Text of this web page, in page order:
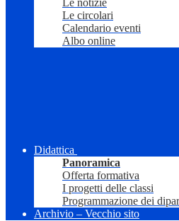
Le notizie
Le circolari
Calendario eventi
Albo online
Didattica
Panoramica
Offerta formativa
I progetti delle classi
Programmazione dei
Archivio – Vecchio sito